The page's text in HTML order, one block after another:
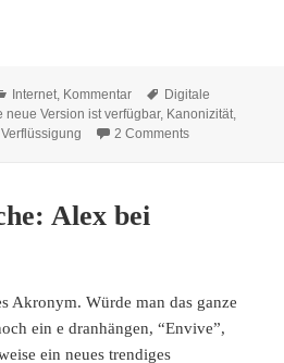
Categories
Internet Kommentar Tags
Digitale
neue Version ist verfügbar, Kanonizität
,Verflüssigung 2 Commentson Ist schon
Alex bei
Akronym. Würde man das ganze
ein e dranhängen, “Envive”,
ein neues trendiges